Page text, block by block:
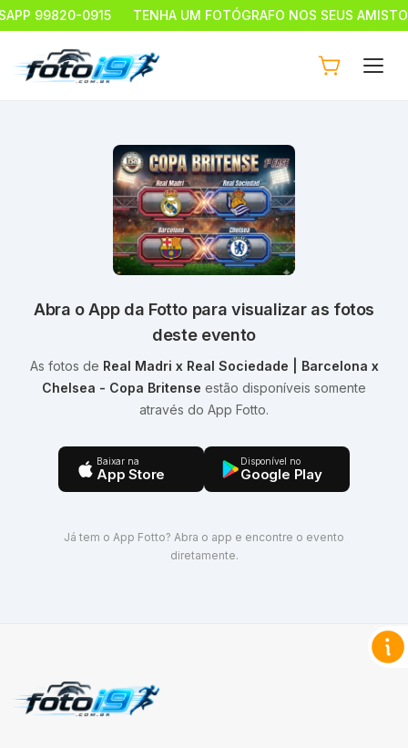
99820-0915 TENHA UM FOTÓGRAFO NOS SEUS
Abra o App da Fotto para visualizar as fotos
deste evento
As fotos de Real Madri x Real Sociedade | Barcelona x
Chelsea - Copa Britense estão disponíveis somente
através do App Fotto.
Baixar na
App Store
Disponível no
Google Play
Já tem o App Fotto? Abra o app e encontre o evento
diretamente.